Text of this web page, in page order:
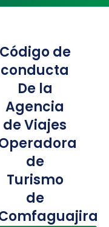
Código de
conducta
De la
Agencia
de Viajes
de
Turismo
de